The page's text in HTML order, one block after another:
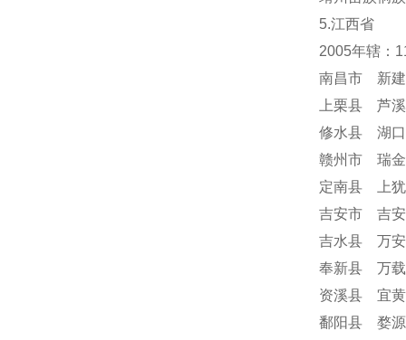
5.江西省
2005年辖：
南昌市 新
上栗县 芦
修水县 湖
赣州市 瑞
定南县 上
吉安市 吉
吉水县 万
奉新县 万
资溪县 宜
鄱阳县 婺